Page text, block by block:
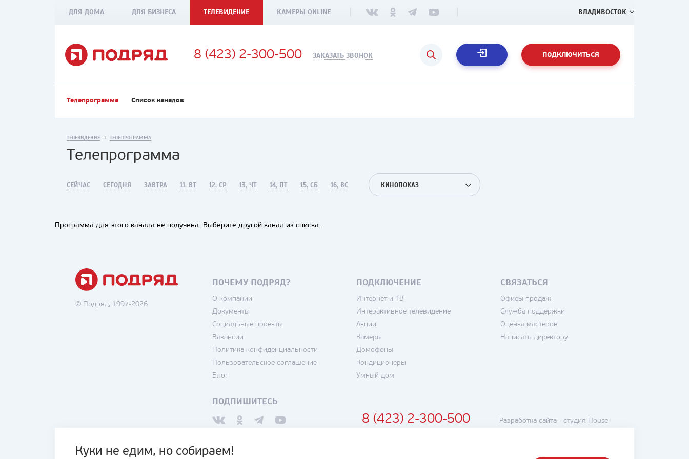
ДЛЯ ДОМА ДЛЯ БИЗНЕСА ТЕЛЕВИДЕНИЕ КАМЕРЫ ONLINE ВЛАДИВОСТОК
8 (423) 2-300-500 ЗАКАЗАТЬ ЗВОНОК ПОДКЛЮЧИТЬСЯ
Телепрограмма Список каналов
Куки не едим, но собираем!
ТЕЛЕВИДЕНИЕ ТЕЛЕПРОГРАММА
Телепрограмма
СЕЙЧАС СЕГОДНЯ ЗАВТРА 11, ВТ 12, СР 13, ЧТ 14, ПТ 15, СБ 16, ВС КИНОПОКАЗ
Программа для этого канала не получена. Выберите другой канал из списка.
© Подряд, 1997-2026
ПОЧЕМУ ПОДРЯД?
О компании
Документы
Социальные проекты
Вакансии
Политика конфиденциальности
Пользовательское соглашение
Блог
ПОДКЛЮЧЕНИЕ
Интернет и ТВ
Интерактивное телевидение
Акции
Камеры
Домофоны
Кондиционеры
Умный дом
СВЯЗАТЬСЯ
Офисы продаж
Служба поддержки
Оценка мастеров
Написать директору
ПОДПИШИТЕСЬ
8 (423) 2-300-500 Разработка сайта - студия House